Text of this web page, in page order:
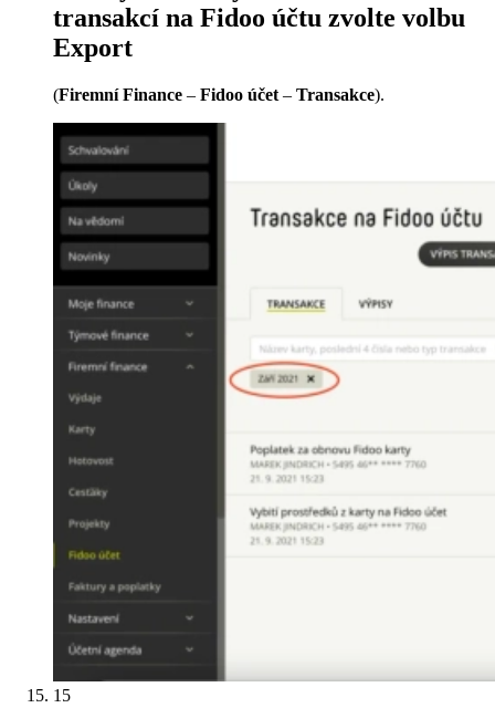
transakcí na Fidoo účtu zvolte volbu
Export
(Firemní Finance – Fidoo účet – Transakce).
15